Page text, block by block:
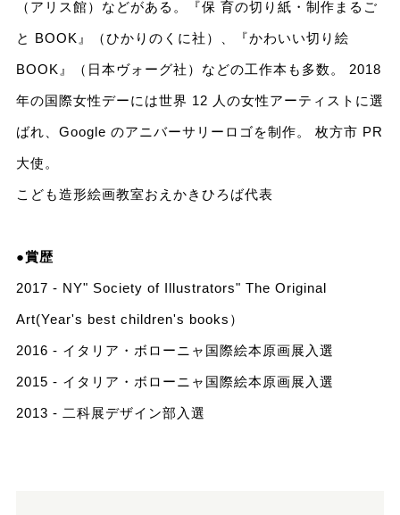
（アリス館）などがある。『保 育の切り紙・制作まるご
と BOOK』（ひかりのくに社）、『かわいい切り絵
BOOK』（日本ヴォーグ社）などの工作本も多数。 2018
年の国際女性デーには世界 12 人の女性アーティストに選
ばれ、Google のアニバーサリーロゴを制作。 枚方市 PR
大使。
こども造形絵画教室おえかきひろば代表
●賞歴
2017 - NY" Society of Illustrators" The Original
Art(Year's best children's books）
2016 - イタリア・ボローニャ国際絵本原画展入選
2015 - イタリア・ボローニャ国際絵本原画展入選
2013 - 二科展デザイン部入選